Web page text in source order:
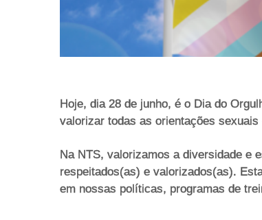
Hoje, dia 28 de junho, é o Dia do
valorizar todas as orientações sexuais
Na NTS, valorizamos a diversidade e
respeitados(as) e valorizados(as).
em nossas políticas, programas de